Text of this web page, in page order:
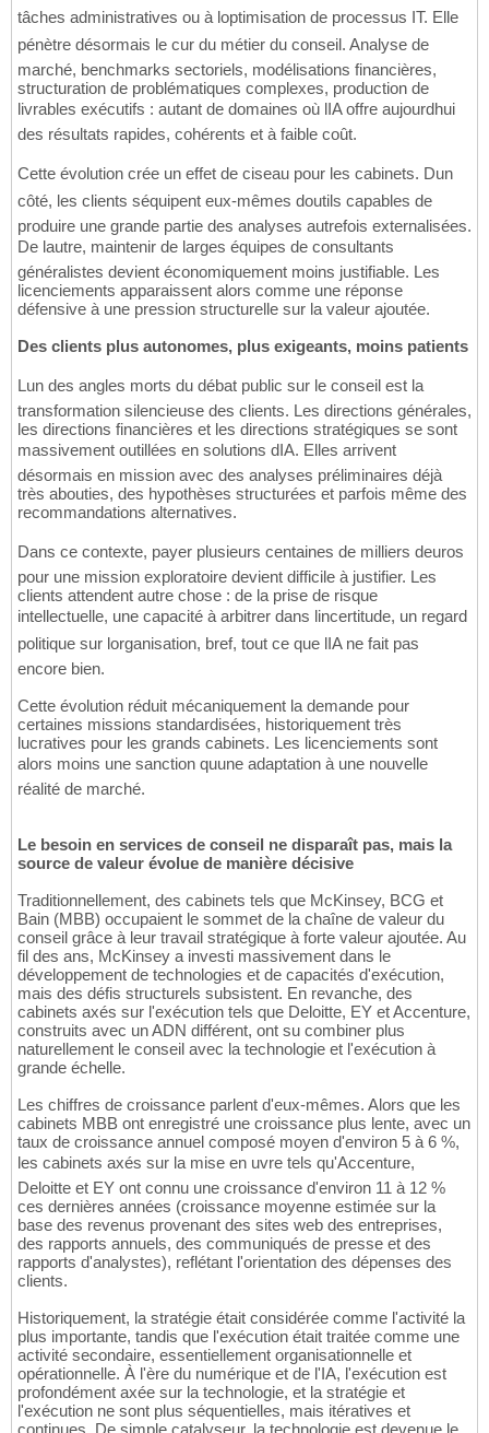
tâches administratives ou à loptimisation de processus IT. Elle
pénètre désormais le cur du métier du conseil. Analyse de
marché, benchmarks sectoriels, modélisations financières,
structuration de problématiques complexes, production de
livrables exécutifs : autant de domaines où lIA offre aujourdhui
des résultats rapides, cohérents et à faible coût.
Cette évolution crée un effet de ciseau pour les cabinets. Dun
côté, les clients séquipent eux-mêmes doutils capables de
produire une grande partie des analyses autrefois externalisées.
De lautre, maintenir de larges équipes de consultants
généralistes devient économiquement moins justifiable. Les
licenciements apparaissent alors comme une réponse
défensive à une pression structurelle sur la valeur ajoutée.
Des clients plus autonomes, plus exigeants, moins patients
Lun des angles morts du débat public sur le conseil est la
transformation silencieuse des clients. Les directions générales,
les directions financières et les directions stratégiques se sont
massivement outillées en solutions dIA. Elles arrivent
désormais en mission avec des analyses préliminaires déjà
très abouties, des hypothèses structurées et parfois même des
recommandations alternatives.
Dans ce contexte, payer plusieurs centaines de milliers deuros
pour une mission exploratoire devient difficile à justifier. Les
clients attendent autre chose : de la prise de risque
intellectuelle, une capacité à arbitrer dans lincertitude, un regard
politique sur lorganisation, bref, tout ce que lIA ne fait pas
encore bien.
Cette évolution réduit mécaniquement la demande pour
certaines missions standardisées, historiquement très
lucratives pour les grands cabinets. Les licenciements sont
alors moins une sanction quune adaptation à une nouvelle
réalité de marché.
Le besoin en services de conseil ne disparaît pas, mais la
source de valeur évolue de manière décisive
Traditionnellement, des cabinets tels que McKinsey, BCG et
Bain (MBB) occupaient le sommet de la chaîne de valeur du
conseil grâce à leur travail stratégique à forte valeur ajoutée. Au
fil des ans, McKinsey a investi massivement dans le
développement de technologies et de capacités d'exécution,
mais des défis structurels subsistent. En revanche, des
cabinets axés sur l'exécution tels que Deloitte, EY et Accenture,
construits avec un ADN différent, ont su combiner plus
naturellement le conseil avec la technologie et l'exécution à
grande échelle.
Les chiffres de croissance parlent d'eux-mêmes. Alors que les
cabinets MBB ont enregistré une croissance plus lente, avec un
taux de croissance annuel composé moyen d'environ 5 à 6 %,
les cabinets axés sur la mise en uvre tels qu'Accenture,
Deloitte et EY ont connu une croissance d'environ 11 à 12 %
ces dernières années (croissance moyenne estimée sur la
base des revenus provenant des sites web des entreprises,
des rapports annuels, des communiqués de presse et des
rapports d'analystes), reflétant l'orientation des dépenses des
clients.
Historiquement, la stratégie était considérée comme l'activité la
plus importante, tandis que l'exécution était traitée comme une
activité secondaire, essentiellement organisationnelle et
opérationnelle. À l'ère du numérique et de l'IA, l'exécution est
profondément axée sur la technologie, et la stratégie et
l'exécution ne sont plus séquentielles, mais itératives et
continues. De simple catalyseur, la technologie est devenue le